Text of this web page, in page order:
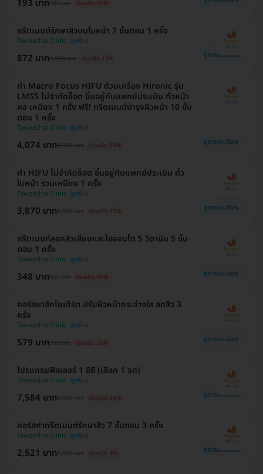
193 บาท300 บาท ประหยัด 36%
ทรีตเมนต์รักษาสิวบนใบหน้า 7 ขั้นตอน 1 ครั้ง
Taweechai Clinic
872 บาท1,000 บาท ประหยัด 13% ดูรายละเอียด
ทำ Macro​ Focus​ HIFU ด้วยเครื่อง Hironic รุ่น
LM55 ไม่จำกัดช็อต ขึ้นอยู่กับแพทย์ประเมิน ทั่วหน้า
คอ เหนียง 1 ครั้ง ฟรี! ทรีตเมนต์บำรุงผิวหน้า 10 ขั้น
ตอน 1 ครั้ง
Taweechai Clinic
4,074 บาท9,900 บาท ประหยัด 59% ดูรายละเอียด
ทำ HIFU ไม่จำกัดช็อต ขึ้นอยู่กับแพทย์ประเมิน ทั่ว
ใบหน้า รวมเหนียง 1 ครั้ง
Taweechai Clinic
3,870 บาท9,000 บาท ประหยัด 57% ดูรายละเอียด
ทรีตเมนท์ลอกสิวเสี้ยนและไอออนโต 5 วิตามิน 5 ขั้น
ตอน 1 ครั้ง
Taweechai Clinic
348 บาท650 บาท ประหยัด 46% ดูรายละเอียด
คอร์สมาส์กโยเกิร์ต ปรับผิวหน้ากระจ่างใส ลดสิว 3
ครั้ง
Taweechai Clinic
579 บาท900 บาท ประหยัด 36% ดูรายละเอียด
โปรแกรมฟิลเลอร์ 1 ซีซี (เลือก 1 จุด)
Taweechai Clinic
7,584 บาท9,990 บาท ประหยัด 24% ดูรายละเอียด
คอร์สทำทรีตเมนต์รักษาสิว 7 ขั้นตอน 3 ครั้ง
Taweechai Clinic
2,521 บาท2,599 บาท ประหยัด 3% ดูรายละเอียด